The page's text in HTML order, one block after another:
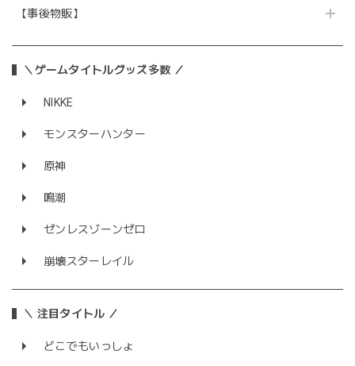
【事後物販】
＼ゲームタイトルグッズ多数 ／
NIKKE
モンスターハンター
原神
鳴潮
ゼンレスゾーンゼロ
崩壊スターレイル
＼ 注目タイトル ／
どこでもいっしょ